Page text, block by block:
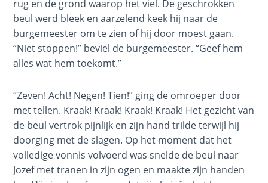
Paul’s
Epistle
To the
Saints
in
2
First
Corinthians
The Epistle of
Sanctification
rug en de grond waarop het viel. De geschrokken
beul werd bleek en aarzelend keek hij naar de
burgemeester om te zien of hij door moest gaan.
“Niet stoppen!” beviel de burgemeester. “Geef hem
alles wat hem toekomt.”
“Zeven! Acht! Negen! Tien!” ging de omroeper door
met tellen. Kraak! Kraak! Kraak! Kraak! Het gezicht van
de beul vertrok pijnlijk en zijn hand trilde terwijl hij
doorging met de slagen. Op het moment dat het
volledige vonnis volvoerd was snelde de beul naar
Jozef met tranen in zijn ogen en maakte zijn handen